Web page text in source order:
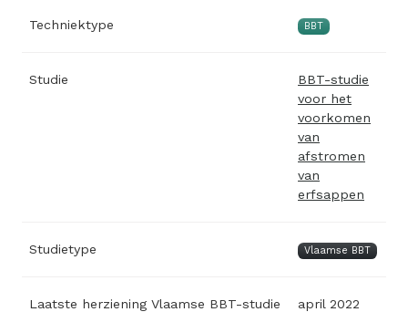
Techniektype BBT
Studie
BBT-studie
voor het
voorkomen
van
afstromen
van
erfsappen
Studietype Vlaamse BBT
Laatste herziening Vlaamse BBT-studie april 2022